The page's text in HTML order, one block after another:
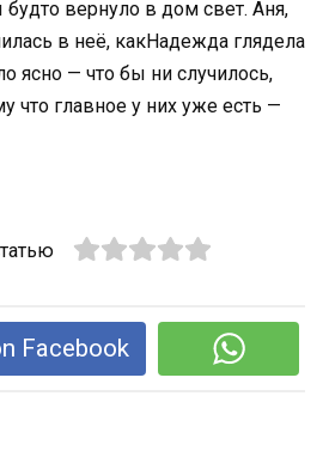
вернуло в дом свет. Аня,
в неё, какНадежда глядела
ясно — что бы ни случилось,
что главное у них уже есть —
Facebook